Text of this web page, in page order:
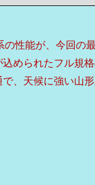
の性能が、今回の
められたフル規
、天候に強い山